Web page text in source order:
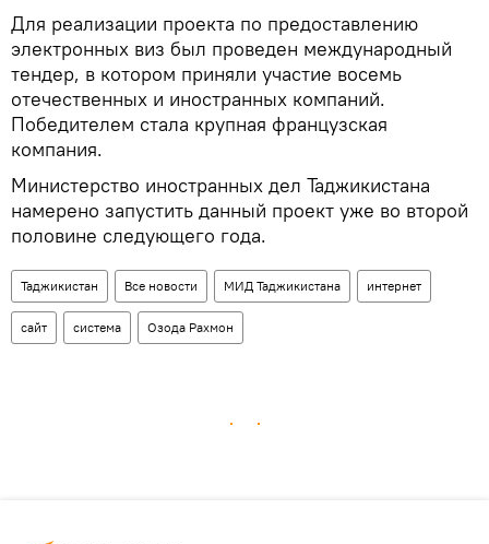
Для реализации проекта по предоставлению
электронных виз был проведен международный
тендер, в котором приняли участие восемь
отечественных и иностранных компаний.
Победителем стала крупная французская
компания.
Министерство иностранных дел Таджикистана
намерено запустить данный проект уже во второй
половине следующего года.
Таджикистан Все новости МИД Таджикистана интернет
сайт система Озода Рахмон